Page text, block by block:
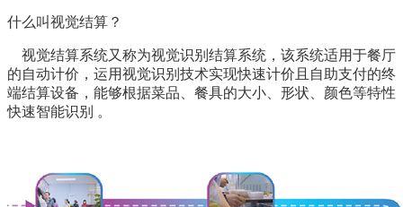
什么叫视觉结算？
视觉结算系统又称为视觉识别结算系统，该系统适用于餐厅
的自动计价，运用视觉识别技术实现快速计价且自助支付的终
端结算设备，能够根据菜品、餐具的大小、形状、颜色等特性
快速智能识别 。